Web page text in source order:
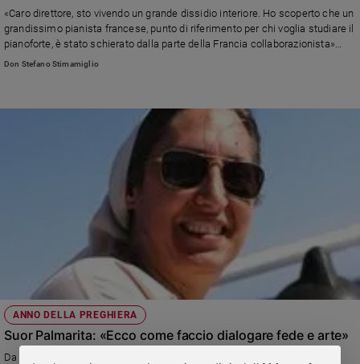
«Caro direttore, sto vivendo un grande dissidio interiore. Ho scoperto che un
grandissimo pianista francese, punto di riferimento per chi voglia studiare il
pianoforte, è stato schierato dalla parte della Francia collaborazionista»
Leggi la risposta del direttore
Don Stefano Stimamiglio
ANNO DELLA PREGHIERA
Suor Palmarita: «Ecco come faccio dialogare fede e arte»
Da maggio ad ottobre la fondatrice dell’Oasi Santa Maria degli Angeli in